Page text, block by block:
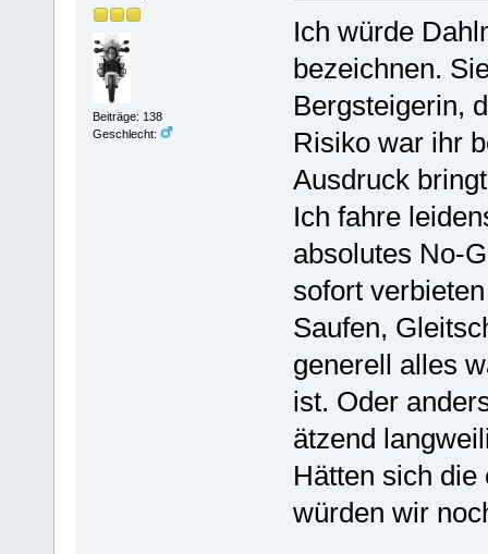
Beiträge: 138
Geschlecht:
Ich würde
bezeichnen.
Bergsteigerin,
Risiko war ihr
Ausdruck
Ich fahre
absolutes No-
sofort
Saufen,
generell alles
ist. Oder
ätzend
Hätten sich
würden wir